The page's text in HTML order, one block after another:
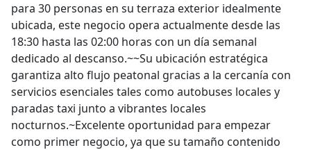
para 30 personas en su terraza exterior idealmente
ubicada, este negocio opera actualmente desde las
18:30 hasta las 02:00 horas con un día semanal
dedicado al descanso.~~Su ubicación estratégica
garantiza alto flujo peatonal gracias a la cercanía con
servicios esenciales tales como autobuses locales y
paradas taxi junto a vibrantes locales
nocturnos.~Excelente oportunidad para empezar
como primer negocio, ya que su tamaño contenido